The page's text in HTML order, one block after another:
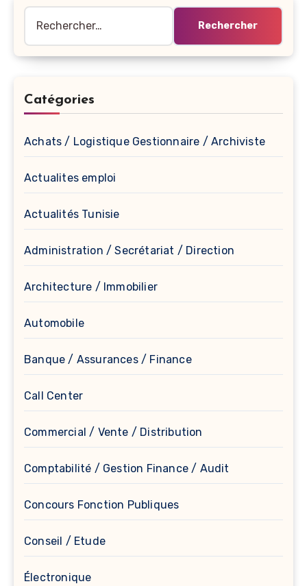
Catégories
Achats / Logistique Gestionnaire / Archiviste
Actualites emploi
Actualités Tunisie
Administration / Secrétariat / Direction
Architecture / Immobilier
Automobile
Banque / Assurances / Finance
Call Center
Commercial / Vente / Distribution
Comptabilité / Gestion Finance / Audit
Concours Fonction Publiques
Conseil / Etude
Électronique